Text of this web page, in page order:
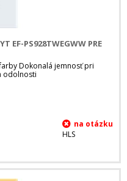
EF-PS928TWEGWW PRE
Dokonalá jemnosť pri
odolnosti
HLS